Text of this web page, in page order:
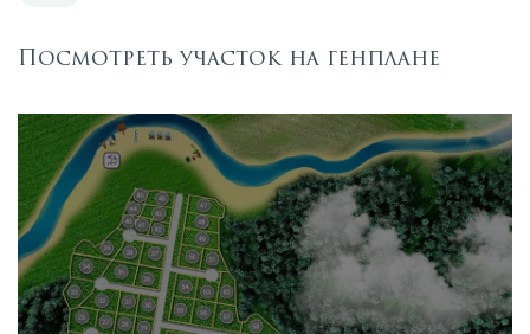
Посмотреть участок на генплане